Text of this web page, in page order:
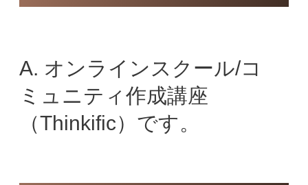
A. オンラインスクール/コ
ミュニティ作成講座
（Thinkific）です。